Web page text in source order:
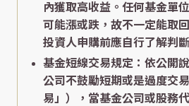
內獲取高收益。任何基金單
可能漲或跌，故不一定能取
投資人申購前應自行了解判斷
基金短線交易規定：依公開
公司不鼓勵短期或是過度交
易」），當基金公司或股務